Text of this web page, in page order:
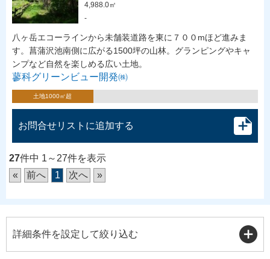
4,988.0㎡
-
八ヶ岳エコーラインから未舗装道路を東に７００mほど進みま
す。菖蒲沢池南側に広がる1500坪の山林。グランピングやキャ
ンプなど自然を楽しめる広い土地。
蓼科グリーンビュー開発㈱
土地1000㎡超
お問合せリストに追加する
27件中 1～27件を表示
«
前へ 1 次へ »
詳細条件を設定して絞り込む